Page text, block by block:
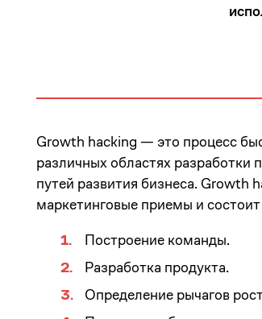
Growth hacking — это процесс
различных областях
путей развития бизнеса.
маркетинговые приемы и
Построение команды.
Разработка продукта.
Определение рычагов